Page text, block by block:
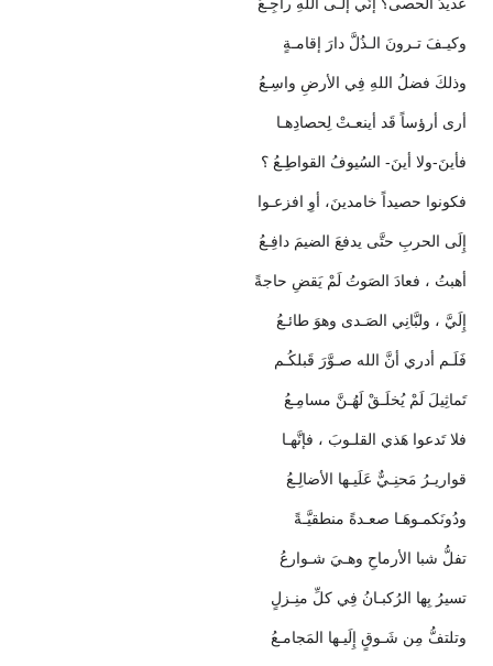
وكيـفَ تـرونَ الـذُلَّ دارَ إقامـةٍ
وذلكَ فضلُ اللهِ فِي الأرضِ واسِـعُ
أرى أرؤساً قَد أينعـتْ لِحصادِهـا
فأينَ-ولا أينَ- السُيوفُ القواطِـعُ ؟
فكونوا حصيداً خامدينَ، أوِ افزعـوا
إِلَى الحربِ حتَّى يدفعَ الضيمَ دافِـعُ
أهبتُ ، فعادَ الصَوتُ لَمْ يَقضِ حاجةً
إِلَيَّ ، ولبَّانِي الصَـدى وهوَ طائـعُ
فَلَـم أدري أنَّ الله صـوَّرَ قَبلكُـم
تَماثِيلَ لَمْ يُخلَـقْ لَهُـنَّ مسامِـعُ
فلا تَدعوا هَذي القلـوبَ ، فإنَّهـا
قواريـرُ مَحنِـيٌّ عَلَيـها الأضالِـعُ
ودُونَكمـوهَـا صعـدةً منطقيَّـةً
تفلُّ شبا الأرماحِ وهـيَ شـوارعُ
تسيرُ بِها الرُكبـانُ فِي كلِّ منِـزلٍ
وتلتفُّ مِن شَـوقٍ إِلَيـها المَجامـعُ